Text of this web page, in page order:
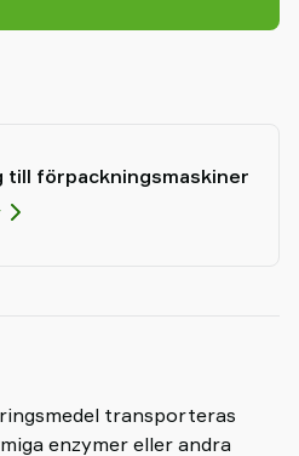
till förpackningsmaskiner
transporteras
enzymer eller andra